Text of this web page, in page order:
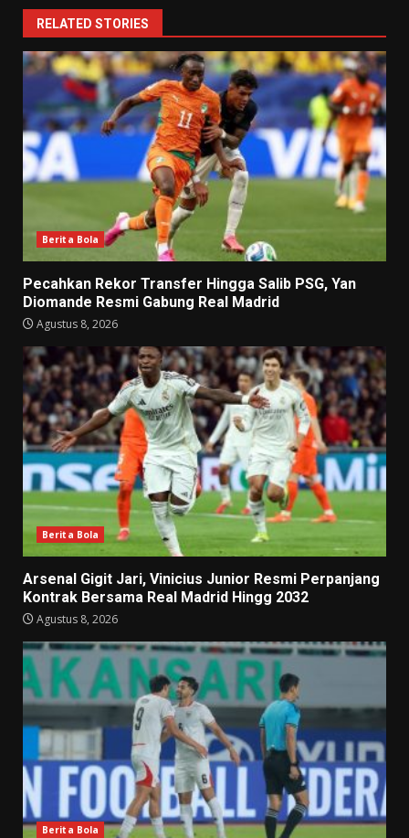
RELATED STORIES
Berita Bola
Pecahkan Rekor Transfer Hingga Salib PSG, Yan
Diomande Resmi Gabung Real Madrid
Agustus 8, 2026
Berita Bola
Arsenal Gigit Jari, Vinicius Junior Resmi Perpanjang
Kontrak Bersama Real Madrid Hingg 2032
Agustus 8, 2026
Berita Bola